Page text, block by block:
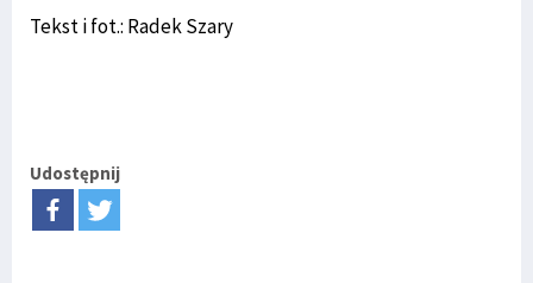
Tekst i fot.: Radek Szary
Udostępnij